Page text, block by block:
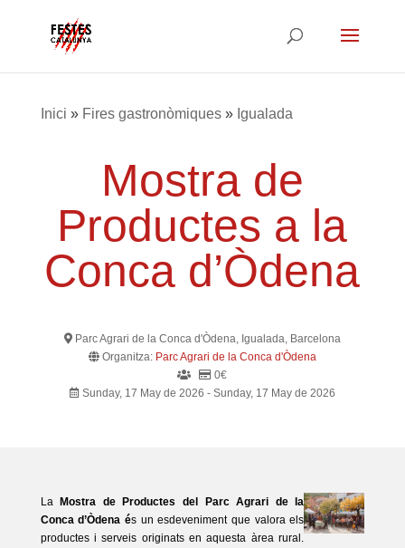
Inici » Fires gastronòmiques» Igualada
Mostra de
Productes a la
Conca d’Òdena
Parc Agrari de la Conca d'Òdena, Igualada, Barcelona
Organitza: Parc Agrari de la Conca d'Òdena
0€
Sunday, 17 May de 2026 - Sunday, 17 May de 2026
La
Mostra de Productes del Parc Agrari de la
Conca d’Òdena és un esdeveniment que valora els
productes i serveis originats en aquesta àrea rural.